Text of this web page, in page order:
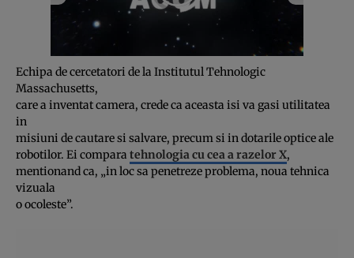
00:00 03:22
Echipa de cercetatori de la Institutul Tehnologic
Massachusetts,
care a inventat camera, crede ca aceasta isi va gasi utilitatea
in
misiuni de cautare si salvare, precum si in dotarile optice ale
robotilor. Ei compara tehnologia cu cea a razelor X,
mentionand ca, „in loc sa penetreze problema, noua tehnica
vizuala
o ocoleste”.